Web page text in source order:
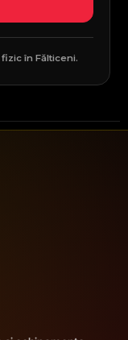
în Fălticeni.